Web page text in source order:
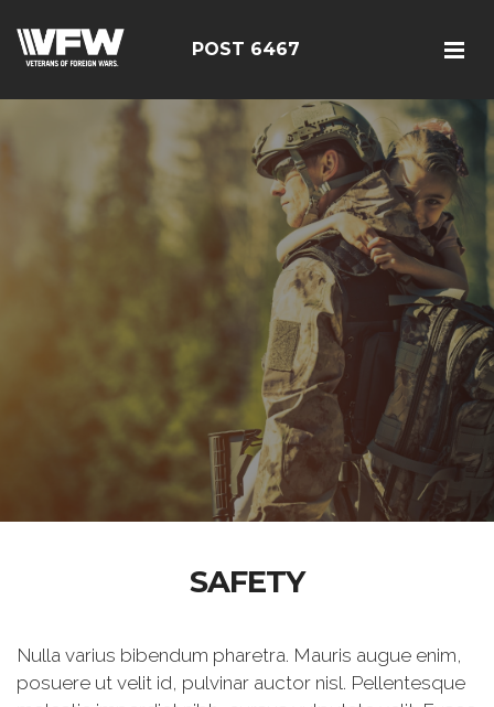
POST 6467
SAFETY
Nulla varius bibendum pharetra. Mauris augue enim,
posuere ut velit id, pulvinar auctor nisl. Pellentesque